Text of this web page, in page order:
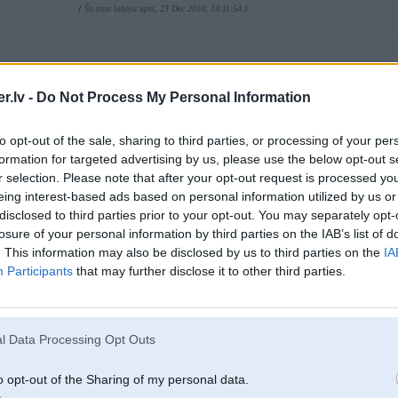
- Do Not Process My Personal Information
opt-out of the sale, sharing to third parties, or processing of your
for targeted advertising by us, please use the below opt-out
selection. Please note that after your opt-out request is processed
interest-based ads based on personal information utilized by us
to third parties prior to your opt-out. You may separately
of your personal information by third parties on the IAB’s list of
This information may also be disclosed by us to third parties on the
Participants that may further disclose it to other third parties.
Data Processing Opt Outs
opt-out of the Sharing of my personal data.
[ Šo ziņu laboja upis, 23 Dec 2010, 14:11:54 ]
23. Dec 2010, 17:52
Man otrs phone arī Desire, varu tikai piekrist, ka batereja vāja un neiet
Nekas, vasarā jaunais Androids un tad parādīsies ļoti daudzi interesanti